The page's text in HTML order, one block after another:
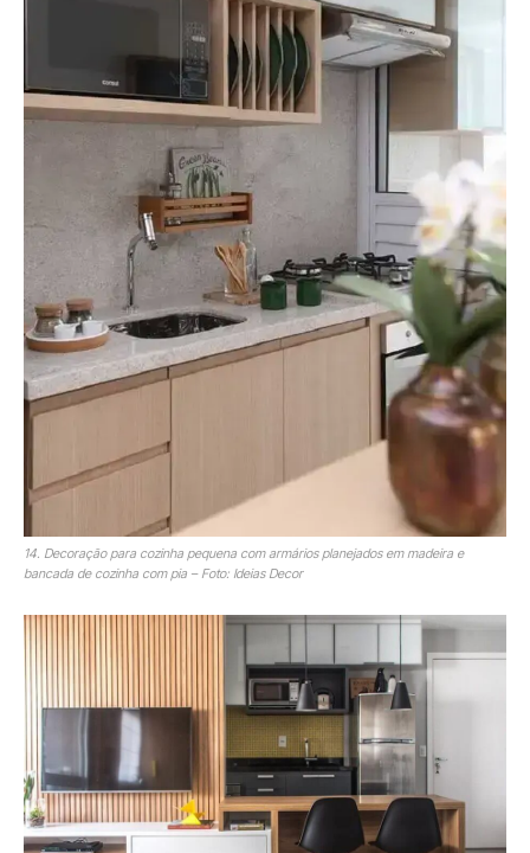
14. Decoração para cozinha pequena com armários planejados em madeira e
bancada de cozinha com pia – Foto: Ideias Decor